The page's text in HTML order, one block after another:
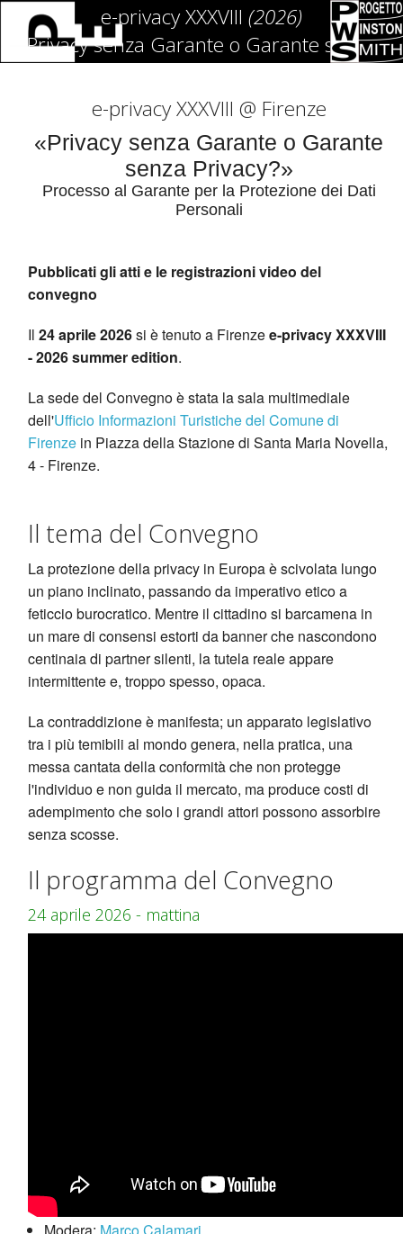
e-privacy XXXVIII (2026)
Privacy senza Garante o Garante senza
Privacy?
e-privacy XXXVIII @ Firenze
«Privacy senza Garante o Garante
senza Privacy?»
Processo al Garante per la Protezione dei Dati
Personali
Pubblicati gli atti e le registrazioni video del
convegno
Il 24 aprile 2026si è tenuto a Firenzee-privacy XXXVIII
- 2026 summer edition.
La sede del Convegno è stata la sala multimediale
dell'Ufficio Informazioni Turistiche del Comune di
Firenze in Piazza della Stazione di Santa Maria Novella,
4 - Firenze.
Il tema del Convegno
La protezione della privacy in Europa è scivolata lungo
un piano inclinato, passando da imperativo etico a
feticcio burocratico. Mentre il cittadino si barcamena in
un mare di consensi estorti da banner che nascondono
centinaia di partner silenti, la tutela reale appare
intermittente e, troppo spesso, opaca.
La contraddizione è manifesta; un apparato legislativo
tra i più temibili al mondo genera, nella pratica, una
messa cantata della conformità che non protegge
l'individuo e non guida il mercato, ma produce costi di
adempimento che solo i grandi attori possono assorbire
senza scosse.
Il programma del Convegno
24 aprile 2026 - mattina